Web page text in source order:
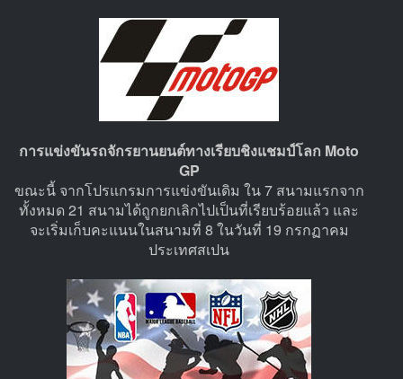
การแข่งขันรถจักรยานยนต์ทางเรียบชิงแชมป์โลก Moto
GP
ขณะนี้ จากโปรแกรมการแข่งขันเดิม ใน 7 สนามแรกจาก
ทั้งหมด 21 สนามได้ถูกยกเลิกไปเป็นที่เรียบร้อยแล้ว และ
จะเริ่มเก็บคะแนนในสนามที่ 8 ในวันที่ 19 กรกฏาคม
ประเทศสเปน